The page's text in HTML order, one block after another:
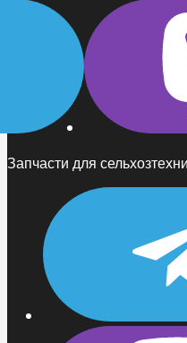
Запчасти для